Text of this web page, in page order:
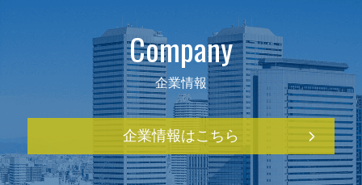
Company
企業情報
企業情報はこちら